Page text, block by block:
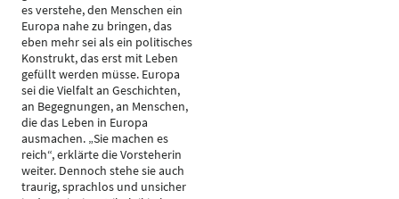
es verstehe, den Menschen ein
Europa nahe zu bringen, das
eben mehr sei als ein politisches
Konstrukt, das erst mit Leben
gefüllt werden müsse. Europa
sei die Vielfalt an Geschichten,
an Begegnungen, an Menschen,
die das Leben in Europa
ausmachen. „Sie machen es
reich“, erklärte die Vorsteherin
weiter. Dennoch stehe sie auch
traurig, sprachlos und unsicher